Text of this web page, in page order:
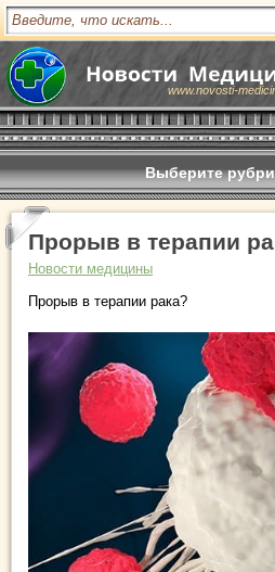
www.novosti-
Выберите
Прорыв в терапии
Новости медицины
Прорыв в терапии рака?